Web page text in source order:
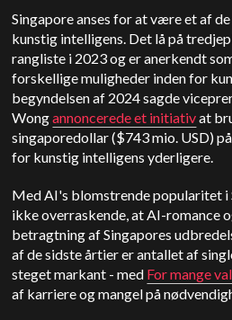
Singapore anses for at være et af
kunstig intelligens. Det lå på
rangliste i 2023 og er anerkendt
forskellige muligheder inden for
begyndelsen af 2024 sagde
Wongannoncerede et initiativat
singaporedollar ($743 mio. USD)
for kunstig intelligens yderligere.
Med AI's blomstrende popularitet i
ikke overraskende, at AI-romance
betragtning af Singapores
af de sidste årtier er antallet af
steget markant - med For mange
af karriere og mangel på